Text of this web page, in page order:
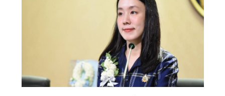
และสงครามตะวันออกกลางได้ดี ส่งผลให้ราคาสินค้าเกษตร